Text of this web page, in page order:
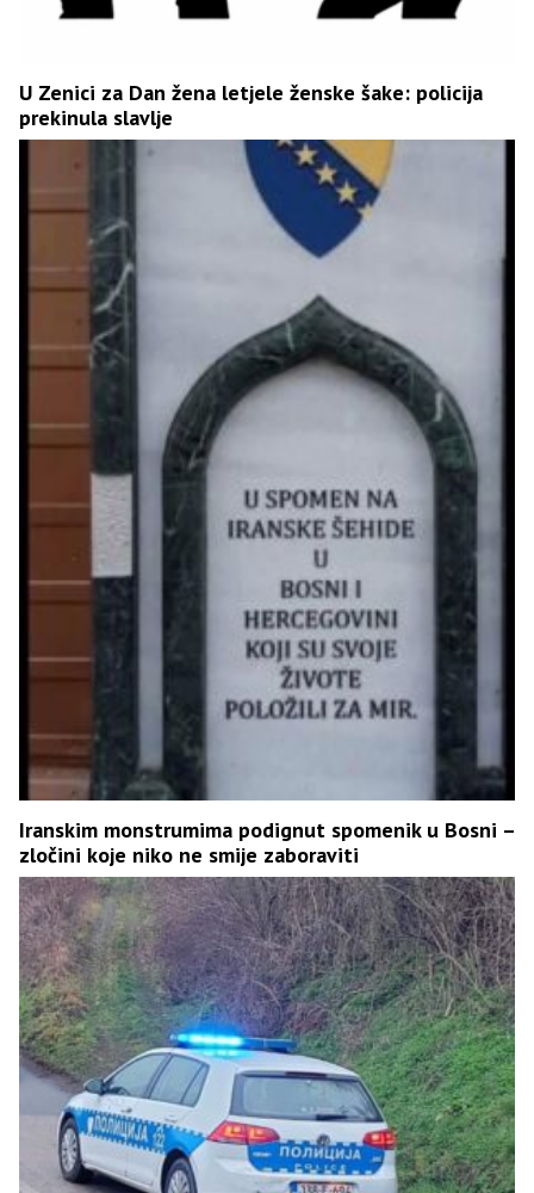
U Zenici za Dan žena letjele ženske šake: policija
prekinula slavlje
Iranskim monstrumima podignut spomenik u Bosni –
zločini koje niko ne smije zaboraviti